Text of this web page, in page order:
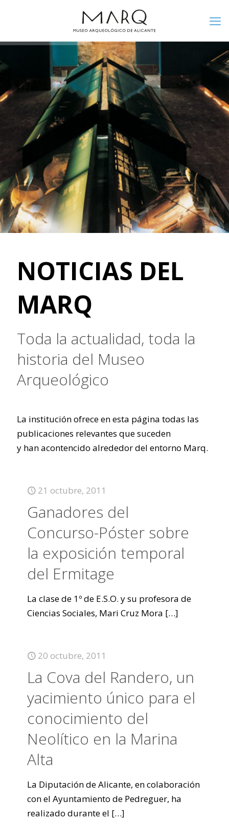
NOTICIAS DEL
MARQ
Toda la actualidad, toda la
historia del Museo
Arqueológico
La institución ofrece en esta página todas las
publicaciones relevantes que suceden
y han acontencido alrededor del entorno Marq.
21 octubre, 2011
Ganadores del
Concurso-Póster sobre
la exposición temporal
del Ermitage
La clase de 1º de E.S.O. y su profesora de
Ciencias Sociales, Mari Cruz Mora […]
20 octubre, 2011
La Cova del Randero, un
yacimiento único para el
conocimiento del
Neolítico en la Marina
Alta
La Diputación de Alicante, en colaboración
con el Ayuntamiento de Pedreguer, ha
realizado durante el […]